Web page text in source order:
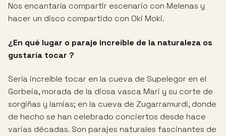
Nos encantaría compartir escenario con Melenas y
hacer un disco compartido con Oki Moki.
¿En qué lugar o paraje increíble de la naturaleza os
gustaría tocar ?
Sería increíble tocar en la cueva de Supelegor en el
Gorbeia, morada de la diosa vasca Mari y su corte de
sorgiñas y lamias; en la cueva de Zugarramurdi, donde
de hecho se han celebrado conciertos desde hace
varias décadas. Son parajes naturales fascinantes de